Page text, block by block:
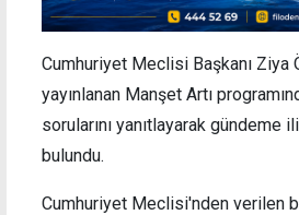
Cumhuriyet Meclisi Başkanı Ziya
yayınlanan Manşet Artı
sorularını yanıtlayarak gündeme
bulundu.
Cumhuriyet Meclisi'nden verilen